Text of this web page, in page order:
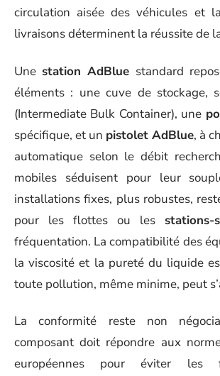
circulation aisée des véhicules et
livraisons déterminent la réussite de
Une station AdBlue standard
éléments : une cuve de stockage,
(Intermediate Bulk Container), une
spécifique, et un pistolet AdBlue, à
automatique selon le débit
mobiles séduisent pour leur
installations fixes, plus robustes,
pour les flottes ou les stations-
fréquentation. La compatibilité des
la viscosité et la pureté du liquide
toute pollution, même minime, peut
La conformité reste non
composant doit répondre aux
européennes pour éviter